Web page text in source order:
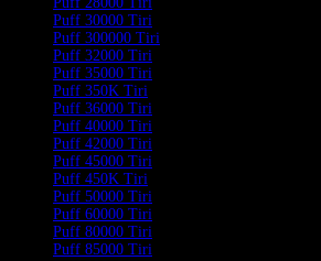
Puff 30000 Tiri
Puff 300000 Tiri
Puff 32000 Tiri
Puff 35000 Tiri
Puff 350K Tiri
Puff 36000 Tiri
Puff 40000 Tiri
Puff 42000 Tiri
Puff 45000 Tiri
Puff 450K Tiri
Puff 50000 Tiri
Puff 60000 Tiri
Puff 80000 Tiri
Puff 85000 Tiri